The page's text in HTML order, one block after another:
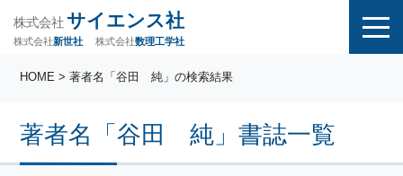
株式会社 サイエンス社
株式会社新世社 株式会社数理工学社
著者名「谷田 純」書誌一覧
HOME > 著者名「谷田 純」の検索結果